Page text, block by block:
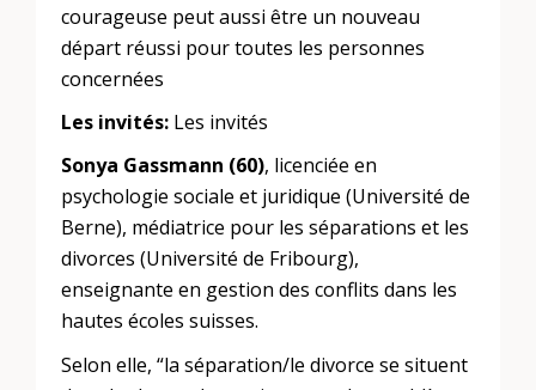
courageuse peut aussi être un nouveau
départ réussi pour toutes les personnes
concernées
Les invités: Les invités
Sonya Gassmann (60), licenciée en
psychologie sociale et juridique (Université de
Berne), médiatrice pour les séparations et les
divorces (Université de Fribourg),
enseignante en gestion des conflits dans les
hautes écoles suisses.
Selon elle, “la séparation/le divorce se situent